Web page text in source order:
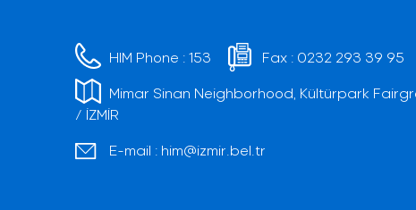
HIM Phone :153 Fax : 0232 293 39 95
Mimar Sinan Neighborhood, Kültürpark
/ İZMİR
E-mail : him@izmir.bel.tr